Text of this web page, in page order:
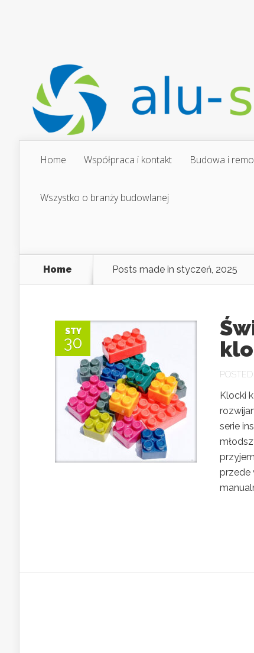
Home Współpraca i kontakt Budowa i
Wszystko o branży budowlanej
Home Posts made in styczeń, 2025
STY
30
Klocki
serie
przede